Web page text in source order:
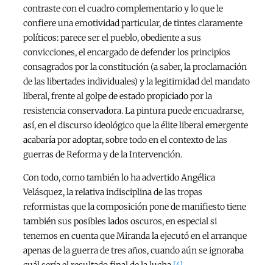
contraste con el cuadro complementario y lo que le
confiere una emotividad particular, de tintes claramente
políticos: parece ser el pueblo, obediente a sus
convicciones, el encargado de defender los principios
consagrados por la constitución (a saber, la proclamación
de las libertades individuales) y la legitimidad del mandato
liberal, frente al golpe de estado propiciado por la
resistencia conservadora. La pintura puede encuadrarse,
así, en el discurso ideológico que la élite liberal emergente
acabaría por adoptar, sobre todo en el contexto de las
guerras de Reforma y de la Intervención.
Con todo, como también lo ha advertido Angélica
Velásquez, la relativa indisciplina de las tropas
reformistas que la composición pone de manifiesto tiene
también sus posibles lados oscuros, en especial si
tenemos en cuenta que Miranda la ejecutó en el arranque
apenas de la guerra de tres años, cuando aún se ignoraba